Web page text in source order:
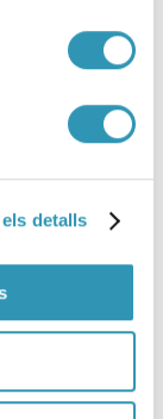
detalls